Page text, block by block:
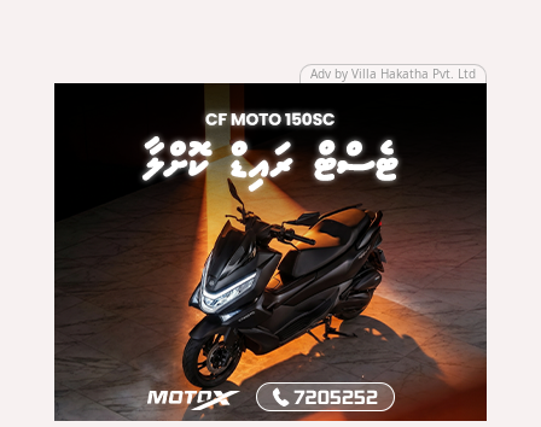
Adv by Villa Hakatha Pvt. Ltd